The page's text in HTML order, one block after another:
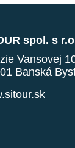
spol. s
Vansovej
Banská